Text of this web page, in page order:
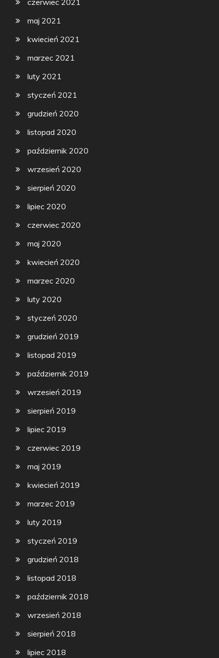
czerwiec 2021
maj 2021
kwiecień 2021
marzec 2021
luty 2021
styczeń 2021
grudzień 2020
listopad 2020
październik 2020
wrzesień 2020
sierpień 2020
lipiec 2020
czerwiec 2020
maj 2020
kwiecień 2020
marzec 2020
luty 2020
styczeń 2020
grudzień 2019
listopad 2019
październik 2019
wrzesień 2019
sierpień 2019
lipiec 2019
czerwiec 2019
maj 2019
kwiecień 2019
marzec 2019
luty 2019
styczeń 2019
grudzień 2018
listopad 2018
październik 2018
wrzesień 2018
sierpień 2018
lipiec 2018